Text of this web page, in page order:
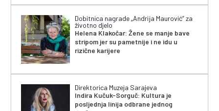
Dobitnica nagrade „Andrija Maurović” za
životno djelo
Helena Klakočar: Žene se manje bave
stripom jer su pametnije i ne idu u
rizične karijere
Direktorica Muzeja Sarajeva
Indira Kučuk-Sorguč: Kultura je
posljednja linija odbrane jednog